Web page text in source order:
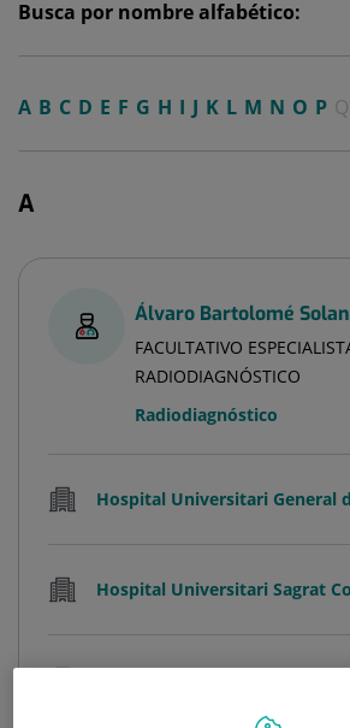
Busca por nombre alfabético:
A B C D E F G H I J K L M N O P Q
A
Álvaro Bartolomé
FACULTATIVO
RADIODIAGNÓSTICO
Radiodiagnóstico
Hospital Universitari General
Hospital Universitari Sagrat